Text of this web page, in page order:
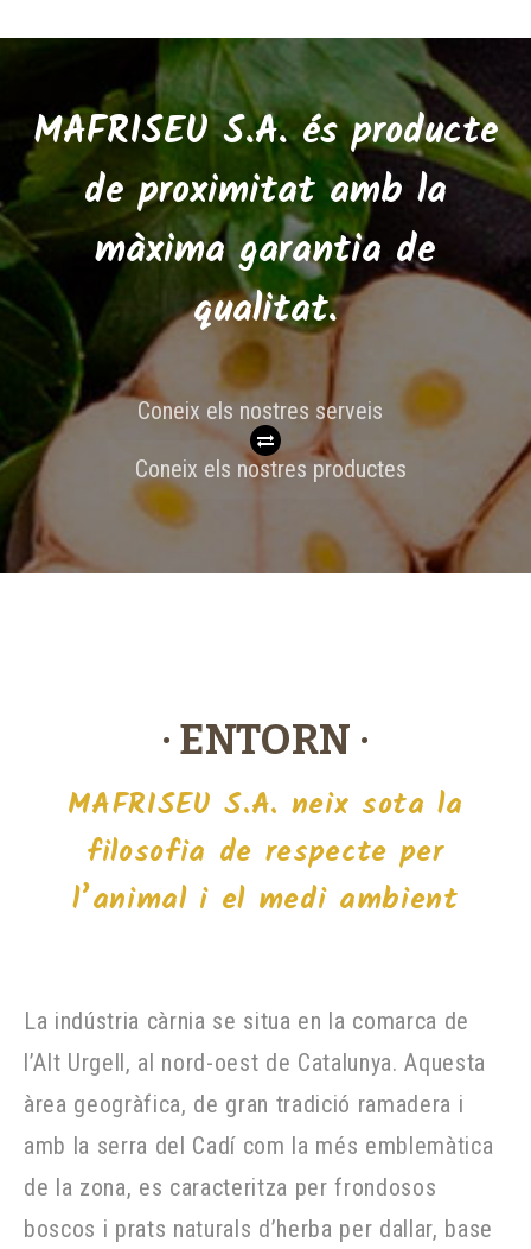
MAFRISEU S.A. ésproducte
de proximitat amb la
màxima garantia de
qualitat.
Coneix els nostres serveis
Coneix els nostres productes
· ENTORN ·
MAFRISEU S.A. neix sota la
filosofia de respecte per
l’animal i el medi ambient
La indústria càrnia se situa en la comarca de
l’Alt Urgell, al nord-oest de Catalunya. Aquesta
àrea geogràfica, de gran tradició ramadera i
amb la serra del Cadí com la més emblemàtica
de la zona, es caracteritza per frondosos
boscos i prats naturals d’herba per dallar, base